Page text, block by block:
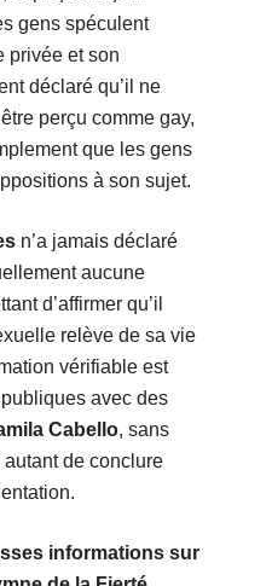
gens spéculent
privée et son
déclaré qu’il ne
perçu comme gay,
que les gens
à son sujet.
n’a jamais déclaré
aucune
d’affirmer qu’il
relève de sa vie
vérifiable est
avec des
Cabello, sans
de conclure
informations sur